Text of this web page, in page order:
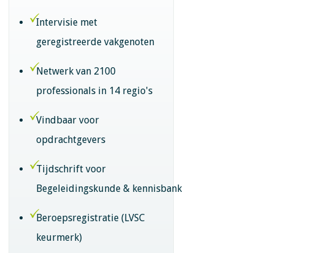
Intervisie met
geregistreerde vakgenoten
Netwerk van 2100
professionals in 14 regio's
Vindbaar voor
opdrachtgevers
Tijdschrift voor
Begeleidingskunde & kennisbank
Beroepsregistratie (LVSC
keurmerk)